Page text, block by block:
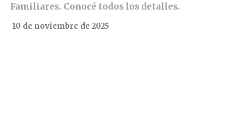
Familiares. Conocé todos los detalles.
10 de noviembre de 2025